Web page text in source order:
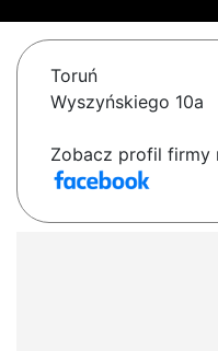
Toruń
Wyszyńskiego 10a
Zobacz profil firmy